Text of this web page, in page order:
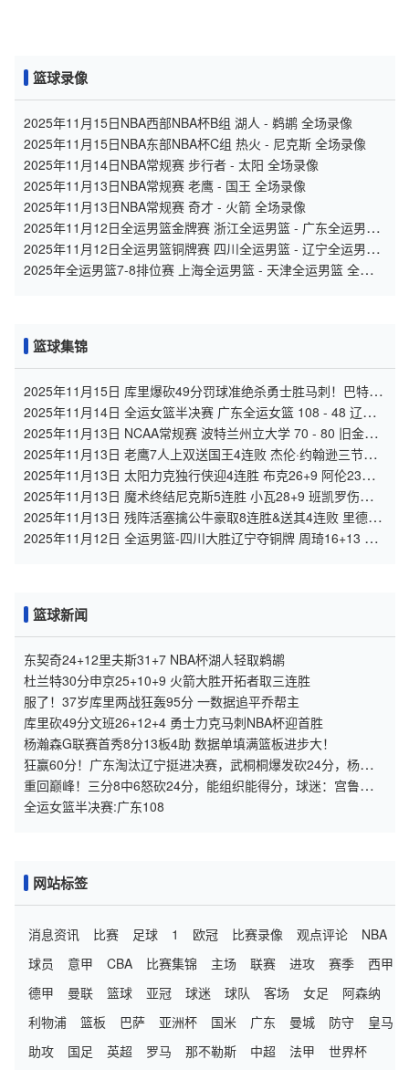
篮球录像
2025年11月15日NBA西部NBA杯B组 湖人 - 鹈鹕 全场录像
2025年11月15日NBA东部NBA杯C组 热火 - 尼克斯 全场录像
2025年11月14日NBA常规赛 步行者 - 太阳 全场录像
2025年11月13日NBA常规赛 老鹰 - 国王 全场录像
2025年11月13日NBA常规赛 奇才 - 火箭 全场录像
2025年11月12日全运男篮金牌赛 浙江全运男篮 - 广东全运男篮
全场录像
2025年11月12日全运男篮铜牌赛 四川全运男篮 - 辽宁全运男篮
全场录像
2025年全运男篮7-8排位赛 上海全运男篮 - 天津全运男篮 全场录
篮球集锦
2025年11月15日 库里爆砍49分罚球准绝杀勇士胜马刺！巴特勒
21+8 文班24+10
2025年11月14日 全运女篮半决赛 广东全运女篮 108 - 48 辽宁
全运女篮 全场集锦
2025年11月13日 NCAA常规赛 波特兰州立大学 70 - 80 旧金山
大学 全场集锦
2025年11月13日 老鹰7人上双送国王4连败 杰伦·约翰逊三节打
卡24+10+8
2025年11月13日 太阳力克独行侠迎4连胜 布克26+9 阿伦23分
弗拉格16+6+6
2025年11月13日 魔术终结尼克斯5连胜 小瓦28+9 班凯罗伤退
布伦森31+6
2025年11月13日 残阵活塞擒公牛豪取8连胜&送其4连败 里德
28+13 詹金斯18+12
2025年11月12日 全运男篮-四川大胜辽宁夺铜牌 周琦16+13 孙
篮球新闻
东契奇24+12里夫斯31+7 NBA杯湖人轻取鹈鹕
杜兰特30分申京25+10+9 火箭大胜开拓者取三连胜
服了！37岁库里两战狂轰95分 一数据追平乔帮主
库里砍49分文班26+12+4 勇士力克马刺NBA杯迎首胜
杨瀚森G联赛首秀8分13板4助 数据单填满篮板进步大！
狂赢60分！广东淘汰辽宁挺进决赛，武桐桐爆发砍24分，杨舒予
20分
重回巅峰！三分8中6怒砍24分，能组织能得分，球迷：宫鲁鸣召
她替代李缘
全运女篮半决赛:广东108
网站标签
消息资讯 比赛 足球 1 欧冠 比赛录像 观点评论
NBA
球员
意甲 CBA 比赛集锦 主场 联赛 进攻 赛季
西甲
德甲
曼联 篮球 亚冠 球迷 球队 客场 女足
阿森纳
利物浦
篮板 巴萨 亚洲杯 国米 广东 曼城 防守
皇马
助攻
国足 英超 罗马 那不勒斯 中超 法甲 世界杯